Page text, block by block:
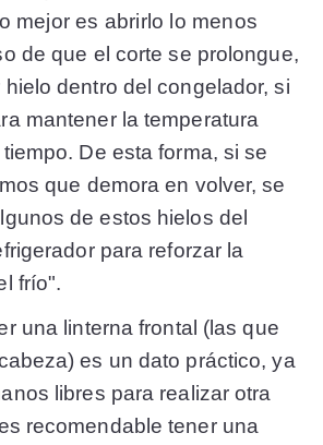
mejor es abrirlo lo menos
de que el corte se prolongue,
dentro del congelador, si
mantener la temperatura
De esta forma, si se
que demora en volver, se
de estos hielos del
para reforzar la
frío".
una linterna frontal (las que
es un dato práctico, ya
libres para realizar otra
recomendable tener una